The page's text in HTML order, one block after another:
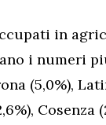
in
i numeri
(5,0%),
Cosenza